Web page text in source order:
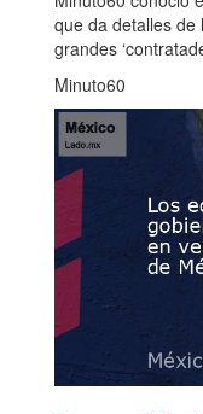
que da detalles de
grandes
Minuto60